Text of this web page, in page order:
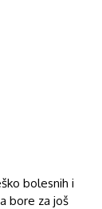
bolesnih i
bore za još